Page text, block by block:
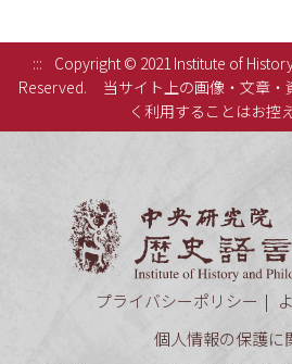
:::
Copyright © 2021 Institute of
Reserved.
当サイト上の画像・文章
く利用することはお控
プライバシーポリシー
個人情報の保護に